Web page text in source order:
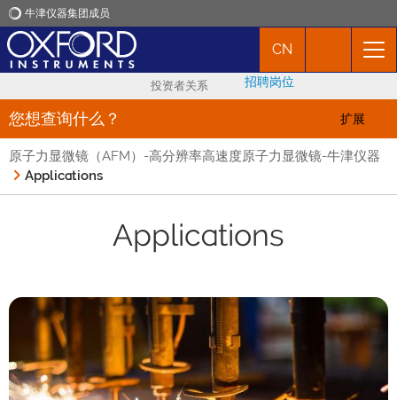
牛津仪器集团成员
应用
产品
联络我们
CN
投资者关系 招聘岗位
您想查询什么？ 扩展
原子力显微镜（AFM）-高分辨率高速度原子力显微镜-牛津仪器
Applications
Applications